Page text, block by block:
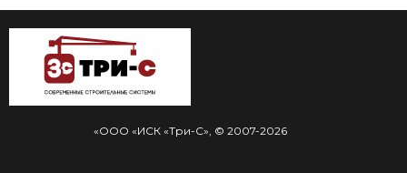
«ООО «ИСК «Три-С», © 2007-2026